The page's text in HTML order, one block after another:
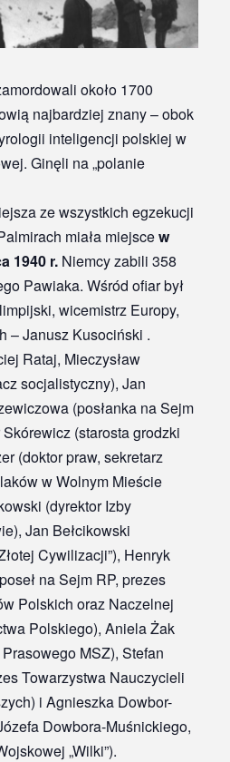
około 1700
najbardziej znany – obok
inteligencji polskiej w
Ginęli na „polanie
ze wszystkich egzekucji
miała miejscew
1940 r. Niemcy zabili 358
Pawiaka. Wśród ofiar był
wicemistrz Europy,
– Janusz Kusociński .
Rataj, Mieczysław
socjalistyczny), Jan
(posłanka na Sejm
(starosta grodzki
(doktor praw, sekretarz
w Wolnym Mieście
(dyrektor Izby
Jan Bełcikowski
Cywilizacji”), Henryk
na Sejm RP, prezes
Polskich oraz Naczelnej
Polskiego), Aniela Żak
MSZ), Stefan
Towarzystwa Nauczycieli
i Agnieszka Dowbor-
Dowbora-Muśnickiego,
„Wilki”).